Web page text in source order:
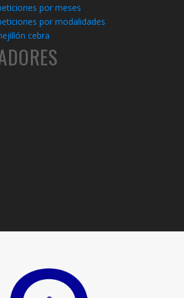
por meses
por modalidades
cebra